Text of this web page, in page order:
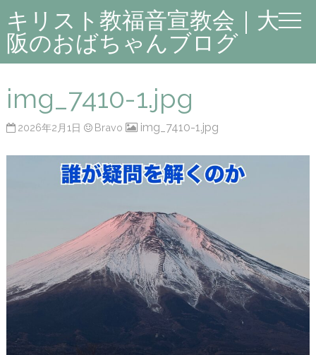
キリスト教福音宣教会｜大
阪のおばちゃんブログ
img_7410-1.jpg
2026年2月1日 Bravo img_7410-1.jpg